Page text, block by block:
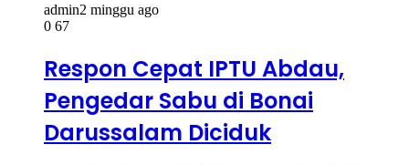
admin2 minggu ago
0 67
Respon Cepat IPTU Abdau,
Pengedar Sabu di Bonai
Darussalam Diciduk